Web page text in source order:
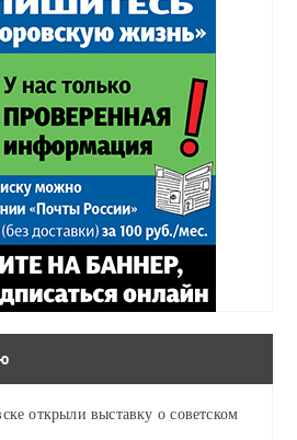
открыли выставку о советском